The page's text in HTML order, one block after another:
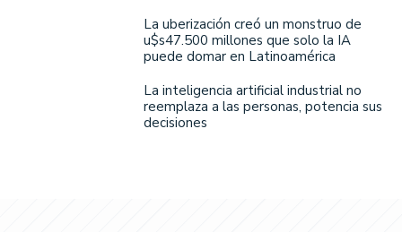
La uberización creó un monstruo de
u$s47.500 millones que solo la IA
puede domar en Latinoamérica
La inteligencia artificial industrial no
reemplaza a las personas, potencia sus
decisiones